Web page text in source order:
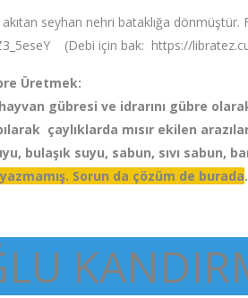
seyhan nehri bataklığa
için bak: https://
ve
gübresi ve idrarını gübre
mısır ekilen
suyu, sabun, sıvı sabun,
Sorun da çözüm de burada